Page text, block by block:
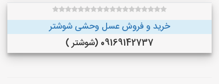
خرید و فروش عسل وحشی شوشتر
09169142737 (شوشتر )